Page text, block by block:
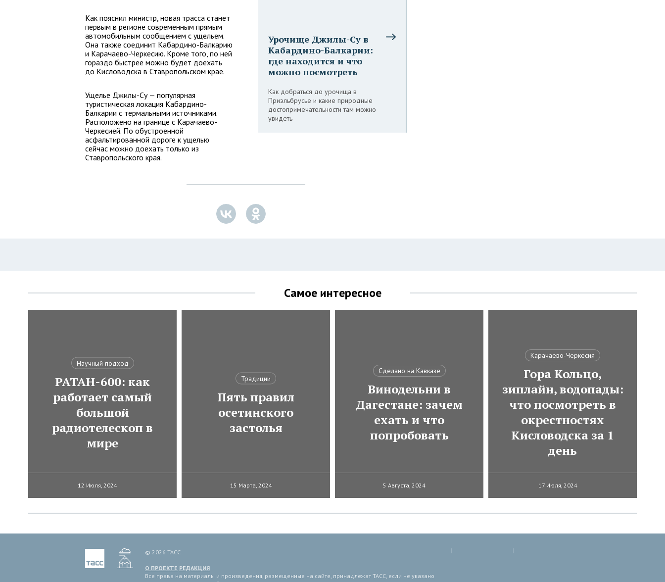
Урочище Джилы-Су в
Кабардино-Балкарии:
где находится и что
можно посмотреть
Как добраться до урочища в
Приэльбрусье и какие природные
достопримечательности там можно
увидеть
Как пояснил министр, новая трасса станет
первым в регионе современным прямым
автомобильным сообщением с ущельем.
Она также соединит Кабардино-Балкарию
и Карачаево-Черкесию. Кроме того, по ней
гораздо быстрее можно будет доехать
до Кисловодска в Ставропольском крае.
Ущелье Джилы-Су — популярная
туристическая локация Кабардино-
Балкарии с термальными источниками.
Расположено на границе с Карачаево-
Черкесией. По обустроенной
асфальтированной дороге к ущелью
сейчас можно доехать только из
Ставропольского края.
Самое интересное
Научный подход
РАТАН-600: как
работает самый
большой
радиотелескоп в
мире
12 Июля, 2024
Традиции
Пять правил
осетинского
застолья
15 Марта, 2024
Сделано на Кавказе
Винодельни в
Дагестане: зачем
ехать и что
попробовать
5 Августа, 2024
Карачаево-Черкесия
Гора Кольцо,
зиплайн, водопады:
что посмотреть в
окрестностях
Кисловодска за 1
день
17 Июля, 2024
© 2026 ТАСС
О ПРОЕКТЕ РЕДАКЦИЯ
Все права на материалы и произведения, размещенные на сайте, принадлежат ТАСС, если не указано